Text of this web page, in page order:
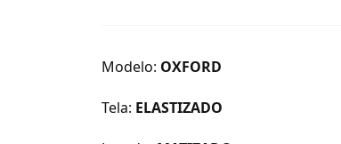
$33,000.00.
$25,000.00.
Modelo: OXFORD
Tela: ELASTIZADO